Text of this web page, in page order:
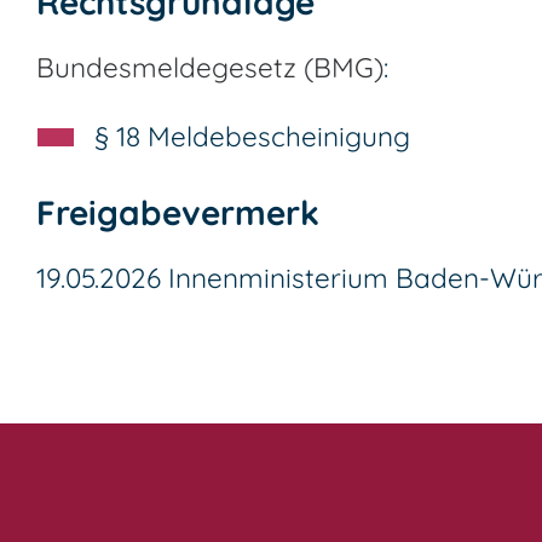
Bundesmeldegesetz (BMG):
§ 18 Meldebescheinigung
Freigabevermerk
19.05.2026 Innenministerium Baden-